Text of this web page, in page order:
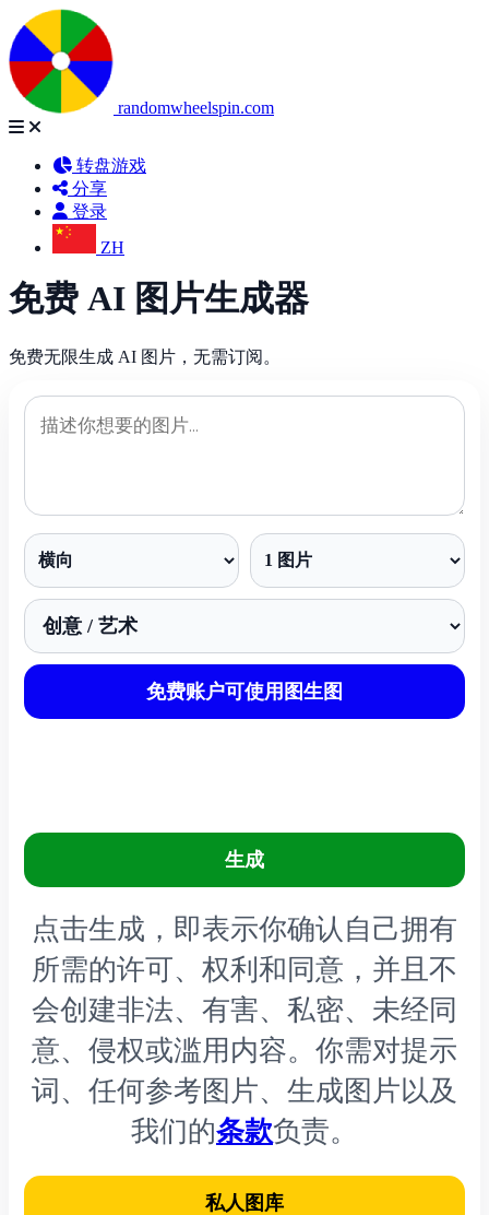
randomwheelspin.com
转盘游戏
分享
登录
ZH
免费 AI 图片生成器
免费无限生成 AI 图片，无需订阅。
免费账户可使用图生图
生成
点击生成，即表示你确认自己拥有
所需的许可、权利和同意，并且不
会创建非法、有害、私密、未经同
意、侵权或滥用内容。你需对提示
词、任何参考图片、生成图片以及
我们的条款负责。
私人图库